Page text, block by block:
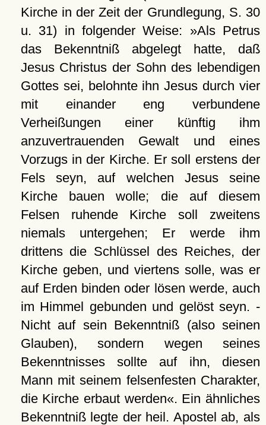
Kirche in der Zeit der Grundlegung, S. 30
u. 31) in folgender Weise: »Als Petrus
das Bekenntniß abgelegt hatte, daß
Jesus Christus der Sohn des lebendigen
Gottes sei, belohnte ihn Jesus durch vier
mit einander eng verbundene
Verheißungen einer künftig ihm
anzuvertrauenden Gewalt und eines
Vorzugs in der Kirche. Er soll erstens der
Fels seyn, auf welchen Jesus seine
Kirche bauen wolle; die auf diesem
Felsen ruhende Kirche soll zweitens
niemals untergehen; Er werde ihm
drittens die Schlüssel des Reiches, der
Kirche geben, und viertens solle, was er
auf Erden binden oder lösen werde, auch
im Himmel gebunden und gelöst seyn. -
Nicht auf sein Bekenntniß (also seinen
Glauben), sondern wegen seines
Bekenntnisses sollte auf ihn, diesen
Mann mit seinem felsenfesten Charakter,
die Kirche erbaut werden«. Ein ähnliches
Bekenntniß legte der heil. Apostel ab, als